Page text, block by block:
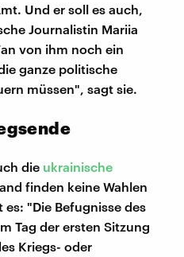
Und er soll es auch,
Journalistin Mariia
von ihm noch ein
ganze politische
müssen", sagt sie.
die ukrainische
finden keine Wahlen
"Die Befugnisse des
Tag der ersten Sitzung
Kriegs- oder